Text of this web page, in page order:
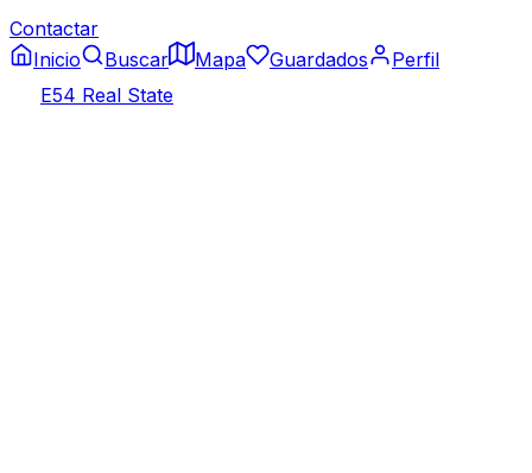
Contactar
Inicio
Buscar Mapa Guardados
Perfil
E54 Real State